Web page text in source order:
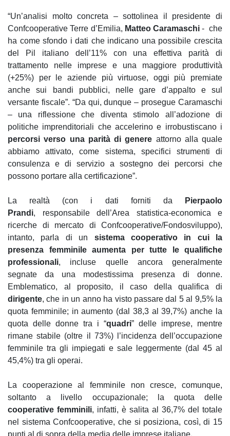
“Un’analisi molto concreta – sottolinea il presidente di
Confcooperative Terre d’Emilia, Matteo Caramaschi - che
ha come sfondo i dati che indicano una possibile crescita
del Pil italiano dell’11% con una effettiva parità di
trattamento nelle imprese e una maggiore produttività
(+25%) per le aziende più virtuose, oggi più premiate
anche sui bandi pubblici, nelle gare d’appalto e sul
versante fiscale”. “Da qui, dunque – prosegue Caramaschi
– una riflessione che diventa stimolo all’adozione di
politiche imprenditoriali che accelerino e irrobustiscano i
percorsi verso una parità di genere attorno alla quale
abbiamo attivato, come sistema, specifici strumenti di
consulenza e di servizio a sostegno dei percorsi che
possono portare alla certificazione”.
La realtà (con i dati forniti da
Pierpaolo
Prandi, responsabile dell’Area statistica-economica e
ricerche di mercato di Confcooperative/Fondosviluppo),
intanto, parla di un sistema cooperativo in cui la
presenza femminile aumenta per tutte le qualifiche
professionali, incluse quelle ancora generalmente
segnate da una modestissima presenza di donne.
Emblematico, al proposito, il caso della qualifica di
dirigente, che in un anno ha visto passare dal 5 al 9,5% la
quota femminile; in aumento (dal 38,3 al 39,7%) anche la
quota delle donne tra i “quadri” delle imprese, mentre
rimane stabile (oltre il 73%) l’incidenza dell’occupazione
femminile tra gli impiegati e sale leggermente (dal 45 al
45,4%) tra gli operai.
La cooperazione al femminile non cresce, comunque,
soltanto a livello occupazionale; la quota delle
cooperative femminili, infatti, è salita al 36,7% del totale
nel sistema Confcooperative, che si posiziona, così, di 15
punti al di sopra della media delle imprese italiane.